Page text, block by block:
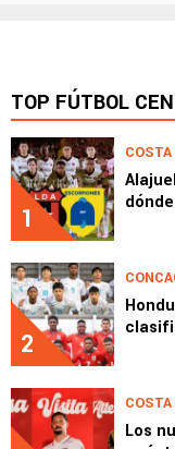
TOP FÚTBOL
1
2
Los